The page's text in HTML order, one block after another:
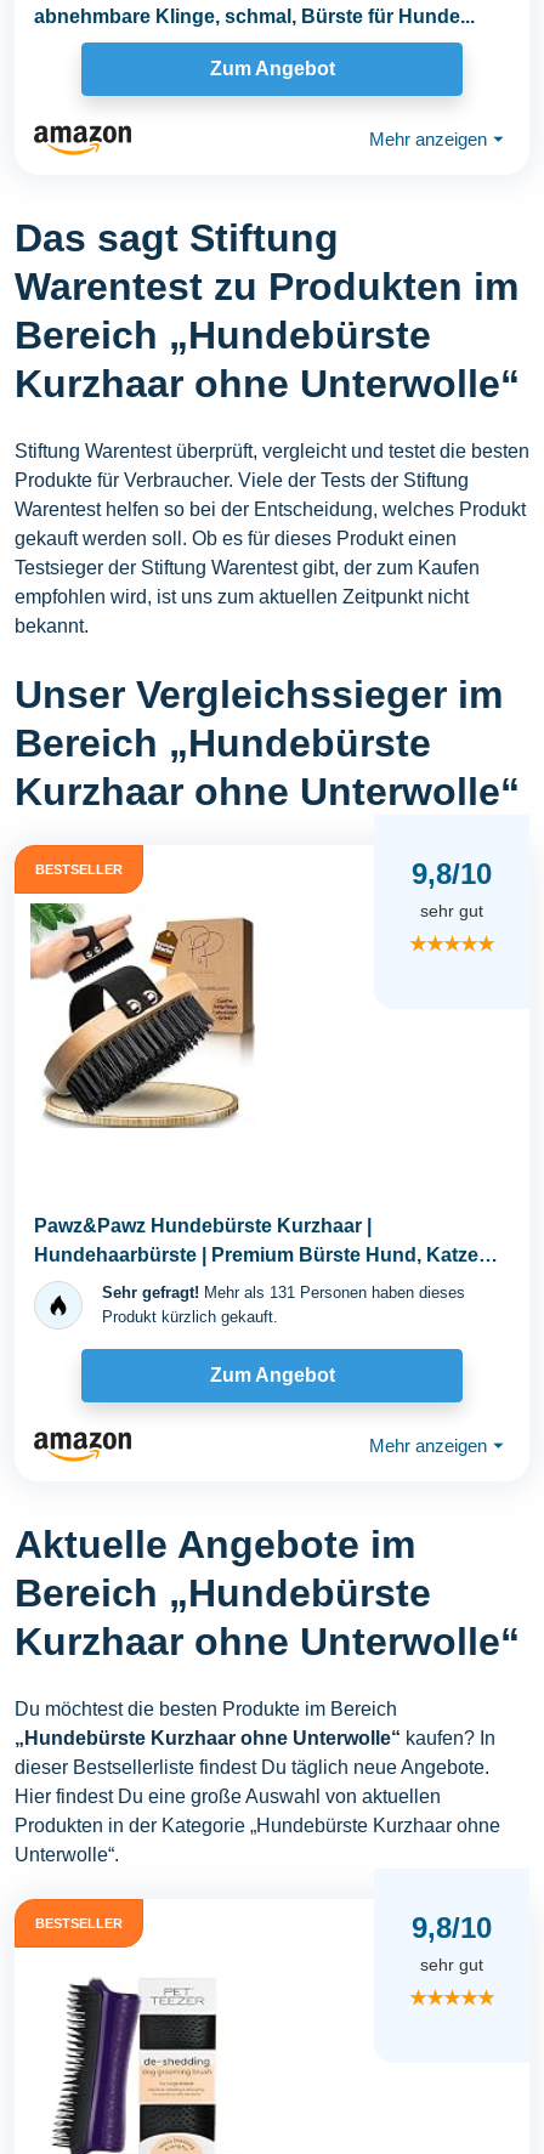
abnehmbare Klinge, schmal, Bürste für Hunde...
Zum Angebot
Mehr anzeigen ⏷
Das sagt Stiftung
Warentest zu Produkten im
Bereich „Hundebürste
Kurzhaar ohne Unterwolle“
Stiftung Warentest überprüft, vergleicht und testet die besten
Produkte für Verbraucher. Viele der Tests der Stiftung
Warentest helfen so bei der Entscheidung, welches Produkt
gekauft werden soll. Ob es für dieses Produkt einen
Testsieger der Stiftung Warentest gibt, der zum Kaufen
empfohlen wird, ist uns zum aktuellen Zeitpunkt nicht
bekannt.
Unser Vergleichssieger im
Bereich „Hundebürste
Kurzhaar ohne Unterwolle“
BESTSELLER 9,8/10
sehr gut
★★★★★
Pawz&Pawz Hundebürste Kurzhaar |
Hundehaarbürste | Premium Bürste Hund, Katze
zur sanften...Sehr gefragt! Mehr als 131 Personen haben dieses
Produkt kürzlich gekauft.
Zum Angebot
Mehr anzeigen ⏷
Aktuelle Angebote im
Bereich „Hundebürste
Kurzhaar ohne Unterwolle“
Du möchtest die besten Produkte im Bereich
„Hundebürste Kurzhaar ohne Unterwolle“ kaufen? In
dieser Bestsellerliste findest Du täglich neue Angebote.
Hier findest Du eine große Auswahl von aktuellen
Produkten in der Kategorie „Hundebürste Kurzhaar ohne
Unterwolle“.
BESTSELLER 9,8/10
sehr gut
★★★★★